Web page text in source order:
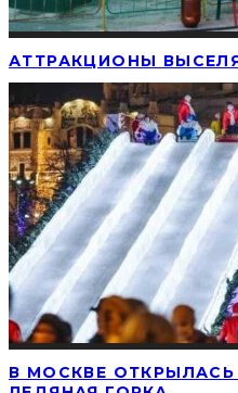
АТТРАКЦИОНЫ
В МОСКВЕ ОТКРЫЛАСЬ